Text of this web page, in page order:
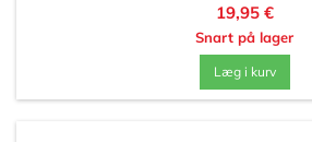
Pris
19,95 €
Snart på lager
Læg i kurv